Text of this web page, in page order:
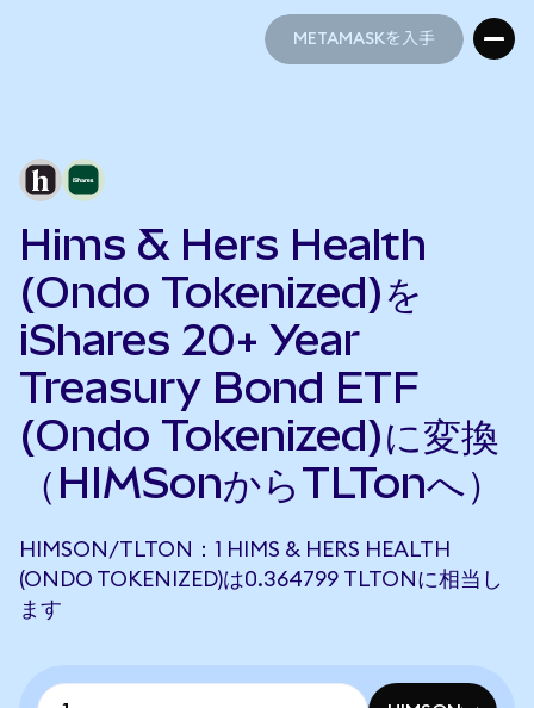
METAMASKを入手
Hims & Hers Health
(Ondo Tokenized)を
iShares 20+ Year
Treasury Bond ETF
(Ondo Tokenized)に変換
（HIMSonからTLTonへ）
HIMSON/TLTON：1 HIMS & HERS HEALTH
(ONDO TOKENIZED)は0.364799 TLTONに相当し
ます